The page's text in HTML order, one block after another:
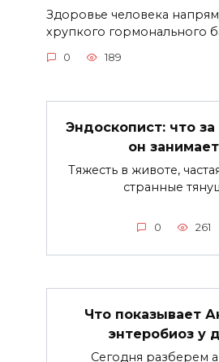
Здоровье человека
хрупкого гормонального
0 189
Эндоскопист: что
он
Тяжесть в животе,
странные
0 261
Что показывает
энтеробиоз у
Сегодня разберем